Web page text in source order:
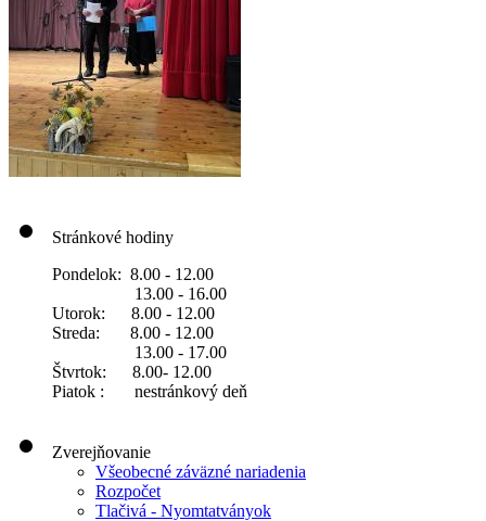
Stránkové hodiny
Pondelok: 8.00 - 12.00
13.00 - 16.00
Utorok: 8.00 - 12.00
Streda: 8.00 - 12.00
13.00 - 17.00
Štvrtok: 8.00- 12.00
Piatok : nestránkový deň
Zverejňovanie
Všeobecné záväzné nariadenia
Rozpočet
Tlačivá - Nyomtatványok